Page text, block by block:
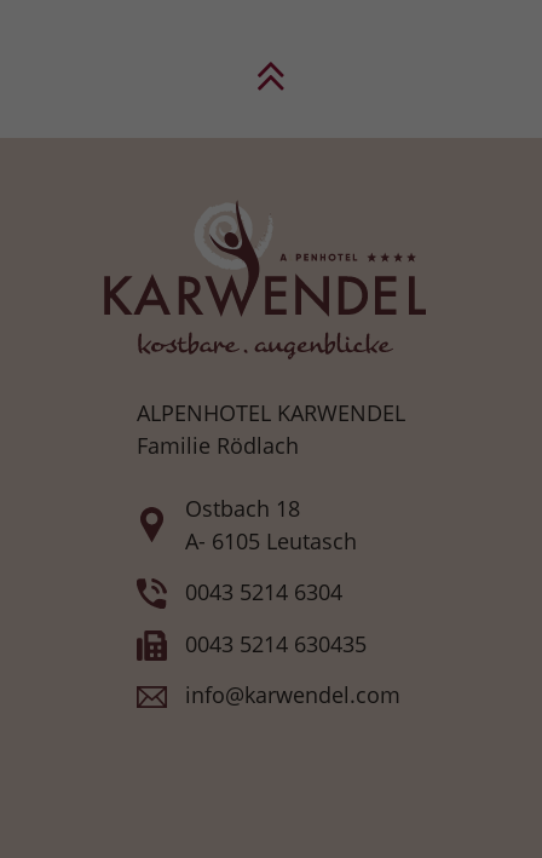
ALPENHOTEL KARWENDEL
Familie Rödlach
Ostbach 18
A- 6105 Leutasch
0043 5214 6304
0043 5214 630435
info@karwendel.com